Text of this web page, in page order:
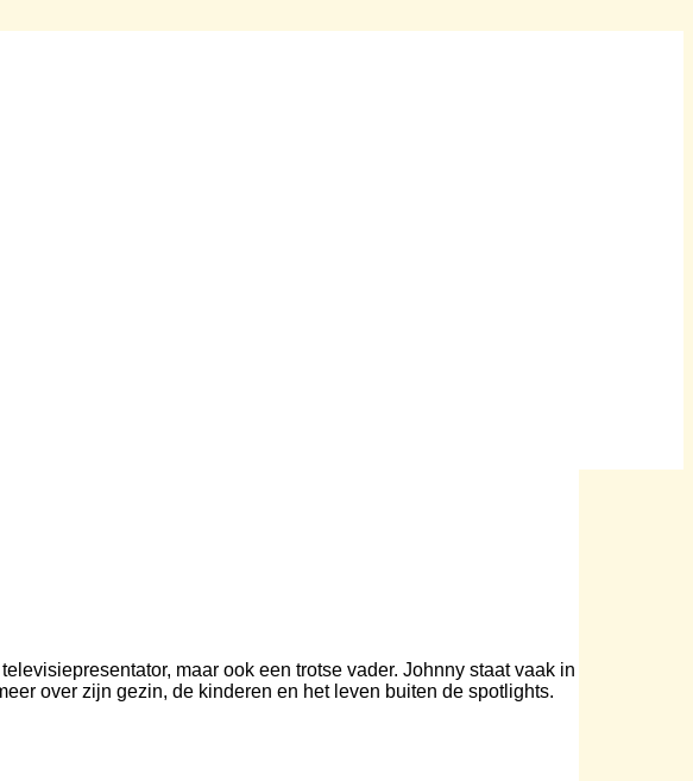
maar ook een trotse vader. Johnny staat vaak in
over zijn gezin, de kinderen en het leven buiten de spotlights.